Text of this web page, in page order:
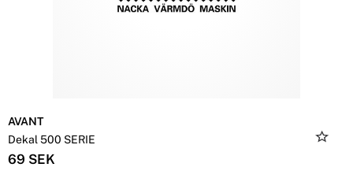
AVANT
Dekal 500 SERIE
69 SEK